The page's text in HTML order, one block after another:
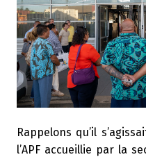
Rappelons qu’il
l’APF accueillie par la